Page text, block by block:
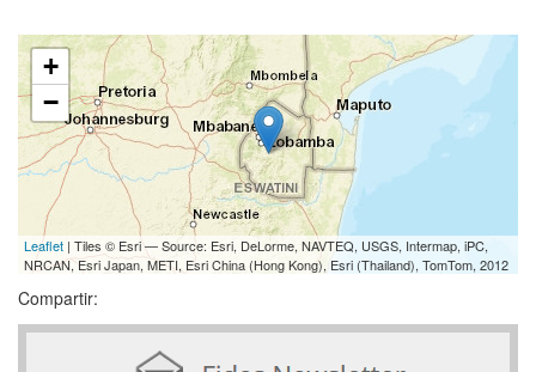
+
−
Leaflet | Tiles © Esri — Source: Esri, DeLorme, NAVTEQ, USGS, Intermap, iPC,
NRCAN, Esri Japan, METI, Esri China (Hong Kong), Esri (Thailand), TomTom, 2012
Compartir: